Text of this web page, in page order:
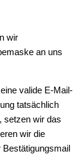
wir
an uns
valide E-Mail-
tatsächlich
setzen wir das
wir die
Bestätigungsmail